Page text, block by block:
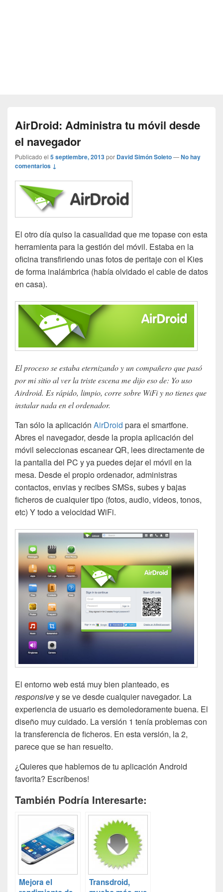
AirDroid: Administra tu móvil desde
el navegador
Publicado el 5 septiembre, 2013por David Simón Soleto—No hay
comentarios ↓
El otro día quiso la casualidad que me topase con esta
herramienta para la gestión del móvil. Estaba en la
oficina transfiriendo unas fotos de peritaje con el Kies
de forma inalámbrica (había olvidado el cable de datos
en casa).
El proceso se estaba eternizando y un compañero que pasó
por mi sitio al ver la triste escena me dijo eso de: Yo uso
Airdroid. Es rápido, limpio, corre sobre WiFi y no tienes que
instalar nada en el ordenador.
Tan sólo la aplicación AirDroid para el smartfone.
Abres el navegador, desde la propia aplicación del
móvil seleccionas escanear QR, lees directamente de
la pantalla del PC y ya puedes dejar el móvil en la
mesa. Desde el propio ordenador, administras
contactos, envias y recibes SMSs, subes y bajas
ficheros de cualquier tipo (fotos, audio, videos, tonos,
etc) Y todo a velocidad WiFi.
El entorno web está muy bien planteado, es
responsivey se ve desde cualquier navegador. La
experiencia de usuario es demoledoramente buena. El
diseño muy cuidado. La versión 1 tenía problemas con
la transferencia de ficheros. En esta versión, la 2,
parece que se han resuelto.
¿Quieres que hablemos de tu aplicación Android
favorita? Escríbenos!
También Podría Interesarte:
Mejora el
Transdroid,